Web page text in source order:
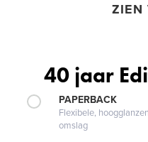
ZIEN
40 jaar
PAPERBACK
Flexibele,
omslag